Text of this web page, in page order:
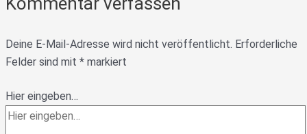
Deine E-Mail-Adresse wird nicht veröffentlicht. Erforderliche
Felder sind mit * markiert
Hier eingeben…